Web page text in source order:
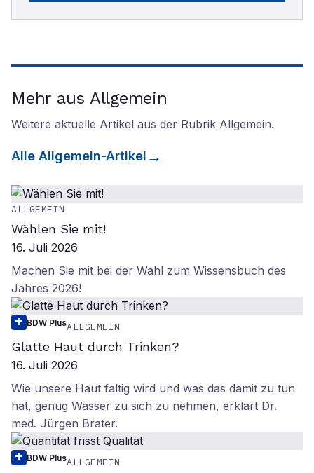
Mehr aus Allgemein
Weitere aktuelle Artikel aus der Rubrik Allgemein.
Alle Allgemein-Artikel
ALLGEMEIN
Wählen Sie mit!
16. Juli 2026
Machen Sie mit bei der Wahl zum Wissensbuch des
Jahres 2026!
BDW PlusALLGEMEIN
Glatte Haut durch Trinken?
16. Juli 2026
Wie unsere Haut faltig wird und was das damit zu tun
hat, genug Wasser zu sich zu nehmen, erklärt Dr.
med. Jürgen Brater.
BDW PlusALLGEMEIN